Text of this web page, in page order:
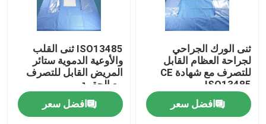
ثنى الورك الجراحي
لجراحة العظام القابل
للتصرف مع شهادة CE
ISO13485
افضل سعر
ISO13485 ثنى القلب
والأوعية الدموية ستائر
المريض القابل للتصرف
مع الحقيبة
افضل سعر